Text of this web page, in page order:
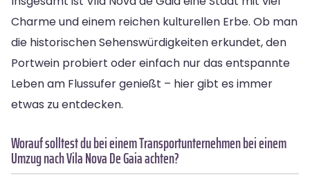
Charme und einem reichen kulturellen Erbe. Ob man
die historischen Sehenswürdigkeiten erkundet, den
Portwein probiert oder einfach nur das entspannte
Leben am Flussufer genießt – hier gibt es immer
etwas zu entdecken.
Worauf solltest du bei einem Transportunternehmen bei einem
Umzug nach Vila Nova De Gaia achten?